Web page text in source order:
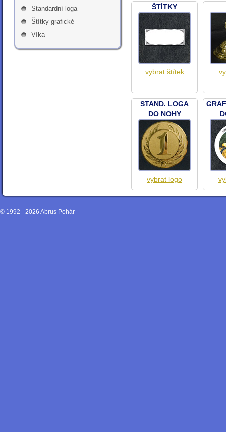
Standardní loga
Štítky grafické
Víka
ŠTÍTKY
vybrat štítek
STAND. LOGA
DO NOHY
vybrat logo
© 1992 - 2026 Abrus Pohár